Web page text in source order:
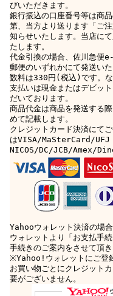
びいただきます。
銀行振込の口座番号等は商
第、当方より送ります「ご
知らせいたします。当店に
たします。
代金引換の場合、佐川急
郵便のいずれかにて発送い
数料は330円(税込)です
支払いは現金またはデビッ
だいております。
商品代金は商品を発送する
めて記載します。
クレジットカード決済にて
はVISA/MaSterCard/UFJ
NICOS/DC/JCB/Amex/
Yahooウォレット決済の場
ウォレットより「お支払手
手続きのご案内をさせて頂
※Yahoo!ウォレットにご登
お買い物ごとにクレジット
要がございません。